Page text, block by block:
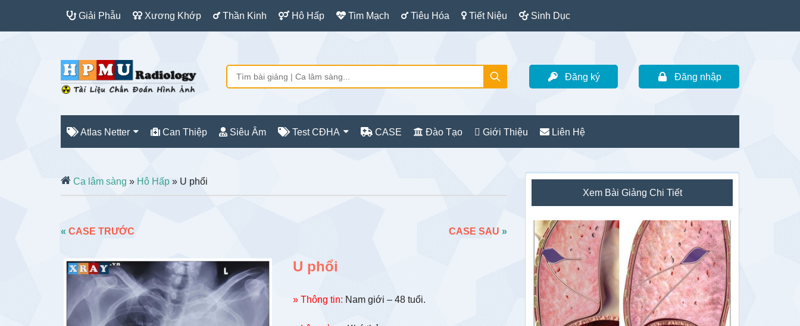
Giải Phẫu Xương Khớp Thần Kinh Hô Hấp Tim Mạch Tiêu Hóa Tiết Niệu Sinh Dục
Đăng ký Đăng nhập
Atlas Netter Can Thiệp Siêu Âm Test CĐHA CASE Đào Tạo Giới Thiệu Liên Hệ
Ca lâm sàng » Hô Hấp » U phổi
« CASE TRƯỚC CASE SAU »
U phổi
» Thông tin: Nam giới – 48 tuổi.
Sidebar
chính
Xem Bài Giảng Chi Tiết